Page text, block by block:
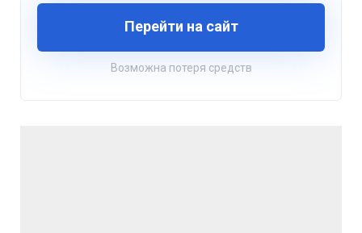
Перейти на сайт
Возможна потеря средств